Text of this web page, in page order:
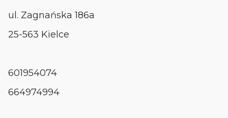
ul. Zagnańska 186a
25-563 Kielce
601954074
664974994